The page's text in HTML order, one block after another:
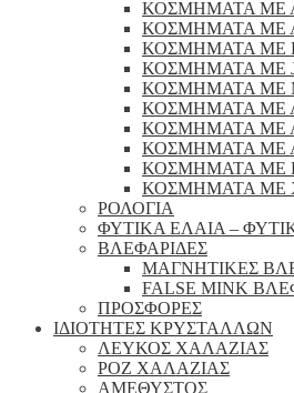
ΚΟΣΜΗΜΑΤΑ ΜΕ
ΚΟΣΜΗΜΑΤΑ ΜΕ
ΚΟΣΜΗΜΑΤΑ ΜΕ
ΚΟΣΜΗΜΑΤΑ ΜΕ
ΚΟΣΜΗΜΑΤΑ ΜΕ
ΚΟΣΜΗΜΑΤΑ ΜΕ
ΚΟΣΜΗΜΑΤΑ ΜΕ
ΚΟΣΜΗΜΑΤΑ ΜΕ
ΚΟΣΜΗΜΑΤΑ ΜΕ
ΚΟΣΜΗΜΑΤΑ ΜΕ
ΡΟΛΟΓΙΑ
ΦΥΤΙΚΑ ΕΛΑΙΑ –
ΒΛΕΦΑΡΙΔΕΣ
ΜΑΓΝΗΤΙΚΕΣ
FALSE MINK
ΠΡΟΣΦΟΡΕΣ
ΙΔΙΟΤΗΤΕΣ ΚΡΥΣΤΑΛΛΩΝ
ΛΕΥΚΟΣ ΧΑΛΑΖΙΑΣ
ΡΟΖ ΧΑΛΑΖΙΑΣ
ΑΜΕΘΥΣΤΟΣ